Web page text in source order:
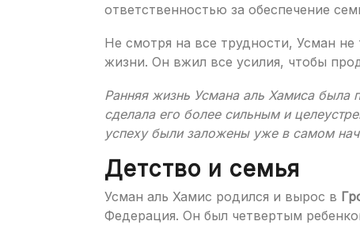
ответственностью за обеспечение
Не смотря на все трудности, Усман
жизни. Он вжил все усилия, чтобы
Ранняя жизнь Усмана аль Хамиса была
сделала его более сильным и
успеху были заложены уже в самом
Детство и семья
Усман аль Хамис родился и вырос в
Федерация. Он был четвертым